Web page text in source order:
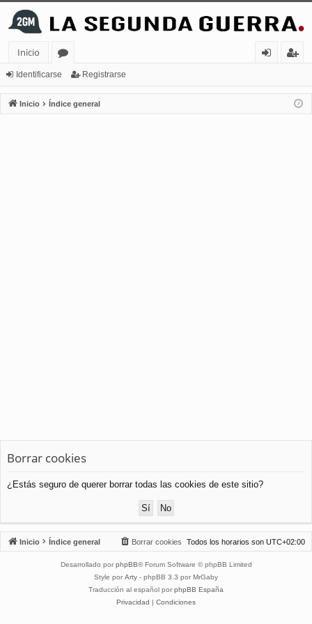
Inicio
or
os
nt
ifi
ist
ra
Identificarse Registrarse
Inicio Índice general
Borrar cookies
¿Estás seguro de querer borrar todas las cookies de este sitio?
Inicio Índice general Todos los horarios son UTC+02:00
Borrar cookies
Desarrollado por phpBB® Forum Software © phpBB Limited
Style por Arty - phpBB 3.3 por MrGaby
Traducción al español por phpBB España
Privacidad | Condiciones